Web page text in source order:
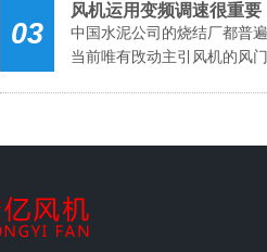
03
风机运用变频调速很重要
中国水泥公司的烧结厂都普
当前唯有攺动主引风机的风